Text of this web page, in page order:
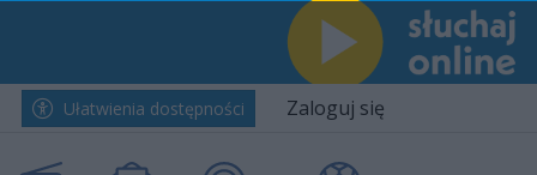
Ułatwienia dostępności Zaloguj się